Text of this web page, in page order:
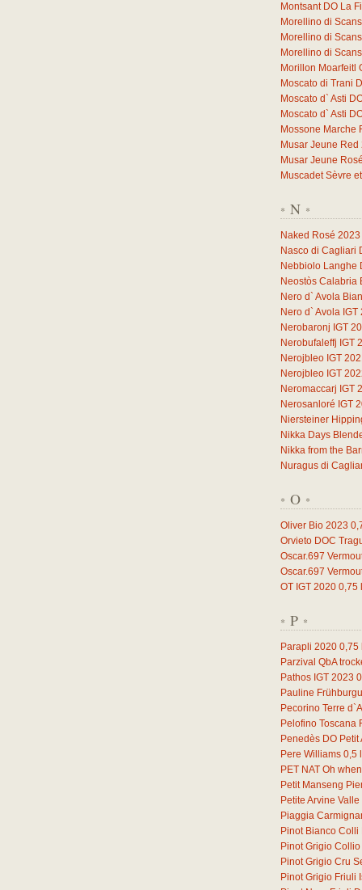
Montsant DO La
Morellino di
Morellino di
Morellino di
Morillon Moarfeitl
Moscato di Trani
Moscato d` Asti
Moscato d` Asti
Mossone Marche
Musar Jeune Red
Musar Jeune
Muscadet Sèvre
* N *
Naked Rosé 2023
Nasco di Cagliari
Nebbiolo Langhe
Neostòs Calabria
Nero d` Avola
Nero d` Avola IGT
Nerobaronj IGT
Nerobufaleffj IGT
Nerojbleo IGT
Nerojbleo IGT
Neromaccarj IGT
Nerosanloré IGT
Niersteiner
Nikka Days
Nikka from the
Nuragus di
* O *
Oliver Bio 2023
Orvieto DOC
Oscar.697
Oscar.697
OT IGT 2020 0,75
* P *
Parapli 2020 0,75
Parzival QbA
Pathos IGT 2023
Pauline
Pecorino Terre
Pelofino Toscana
Penedès DO
Pere Williams 0,5
PET NAT Oh
Petit Manseng
Petite Arvine
Piaggia
Pinot Bianco
Pinot Grigio
Pinot Grigio Cru
Pinot Grigio Friuli